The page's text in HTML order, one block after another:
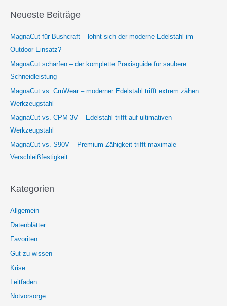
Neueste Beiträge
MagnaCut für Bushcraft – lohnt sich der moderne Edelstahl im
Outdoor-Einsatz?
MagnaCut schärfen – der komplette Praxisguide für saubere
Schneidleistung
MagnaCut vs. CruWear – moderner Edelstahl trifft extrem zähen
Werkzeugstahl
MagnaCut vs. CPM 3V – Edelstahl trifft auf ultimativen
Werkzeugstahl
MagnaCut vs. S90V – Premium-Zähigkeit trifft maximale
Verschleißfestigkeit
Kategorien
Allgemein
Datenblätter
Favoriten
Gut zu wissen
Krise
Leitfaden
Notvorsorge